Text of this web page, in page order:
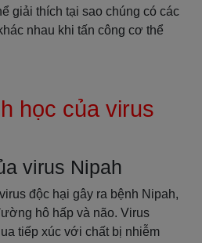
giải thích tại sao chúng có các
nhau khi tấn công cơ thể
học của virus
virus Nipah
độc hại gây ra bệnh Nipah,
hô hấp và não. Virus
tiếp xúc với chất bị nhiễm